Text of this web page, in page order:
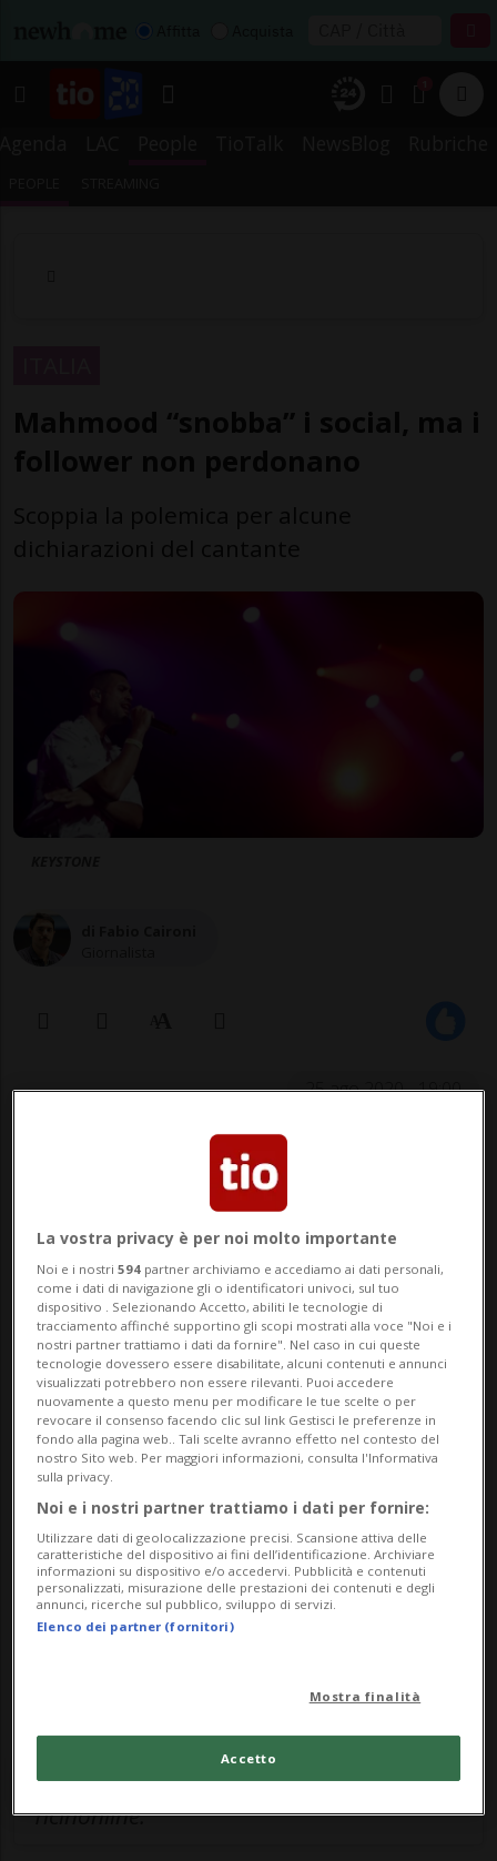
25 ago 2020 - 19:00
MILANO - La sua popolarità è in continua
crescita e le sue ultime canzoni si sono
trasformate in hit, tuttavia non sono tutte
rose e fiori per Mahmood. Il cantante
vincitore di Sanremo 2019 è finito infatti al
centro di una polem...
🔐 Sblocca il nostro archivio
esclusivo!
Sottoscrivi un abbonamentoArchivioper
leggere questo articolo, oppure scegli
MyTioAboper accedere all'archivio e
navigare su sito e app senza pubblicità.
Entra nelcanale WhatsAppdi
Ticinonline.
La vostra privacy è per noi molto importante
Noi e i nostri594 partner archiviamo e accediamo ai dati personali,
come i dati di navigazione gli o identificatori univoci, sul tuo
dispositivo . Selezionando Accetto, abiliti le tecnologie di
tracciamento affinché supportino gli scopi mostrati alla voce "Noi e i
nostri partner trattiamo i dati da fornire". Nel caso in cui queste
tecnologie dovessero essere disabilitate, alcuni contenuti e annunci
visualizzati potrebbero non essere rilevanti. Puoi accedere
nuovamente a questo menu per modificare le tue scelte o per
revocare il consenso facendo clic sul link Gestisci le preferenze in
fondo alla pagina web.. Tali scelte avranno effetto nel contesto del
nostro Sito web. Per maggiori informazioni, consulta l'Informativa
sulla privacy.
Noi e i nostri partner trattiamo i dati per fornire:
Utilizzare dati di geolocalizzazione precisi. Scansione attiva delle
caratteristiche del dispositivo ai fini dell’identificazione. Archiviare
informazioni su dispositivo e/o accedervi. Pubblicità e contenuti
personalizzati, misurazione delle prestazioni dei contenuti e degli
annunci, ricerche sul pubblico, sviluppo di servizi.
Elenco dei partner (fornitori)
Mostra finalità
Accetto